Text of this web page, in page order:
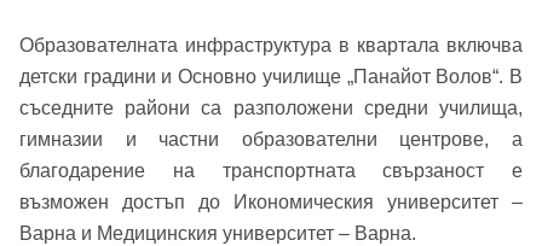
Добре дошъл!
Имейл Адрес
Образователната инфраструктура в квартала включва
детски градини и Основно училище „Панайот Волов“. В
съседните райони са разположени средни училища,
гимназии и частни образователни центрове, а
благодарение на транспортната свързаност е
възможен достъп до Икономическия университет –
Варна и Медицинския университет – Варна.
Име*